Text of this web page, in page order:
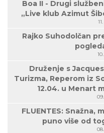
Boa II - Drugi
„Live klub Azimut
Rajko Suhodolčan
Druženje s
Turizma, Reperom iz
12.04. u Menart
FLUENTES: Snažna,
puno više od